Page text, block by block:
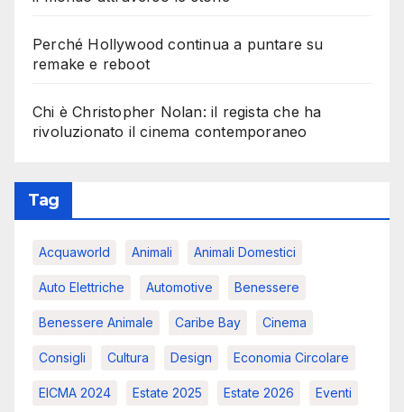
Perché Hollywood continua a puntare su
remake e reboot
Chi è Christopher Nolan: il regista che ha
rivoluzionato il cinema contemporaneo
Tag
Acquaworld Animali Animali Domestici
Auto Elettriche Automotive Benessere
Benessere Animale Caribe Bay Cinema
Consigli Cultura Design Economia Circolare
EICMA 2024 Estate 2025 Estate 2026 Eventi